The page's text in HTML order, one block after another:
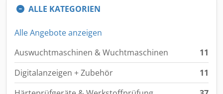
ALLE KATEGORIEN
Alle Angebote anzeigen
Auswuchtmaschinen & Wuchtmaschinen
11
Digitalanzeigen + Zubehör
11